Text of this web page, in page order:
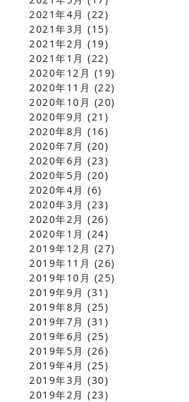
2021年4月 (22)
2021年3月 (15)
2021年2月 (19)
2021年1月 (22)
2020年12月 (19)
2020年11月 (22)
2020年10月 (20)
2020年9月 (21)
2020年8月 (16)
2020年7月 (20)
2020年6月 (23)
2020年5月 (20)
2020年4月 (6)
2020年3月 (23)
2020年2月 (26)
2020年1月 (24)
2019年12月 (27)
2019年11月 (26)
2019年10月 (25)
2019年9月 (31)
2019年8月 (25)
2019年7月 (31)
2019年6月 (25)
2019年5月 (26)
2019年4月 (25)
2019年3月 (30)
2019年2月 (23)